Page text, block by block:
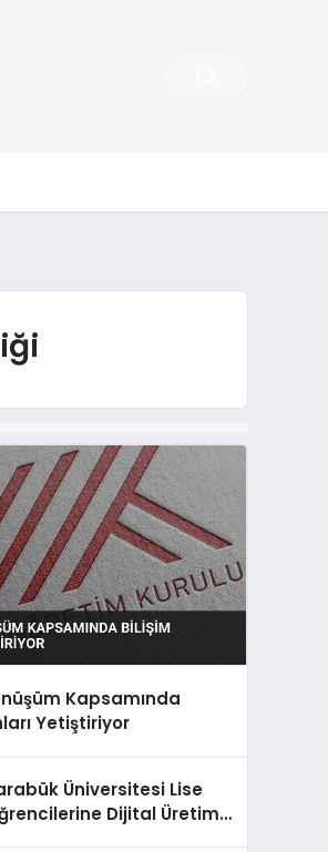
Kapsamında
Yetiştiriyor
Üniversitesi Lise
Dijital Üretim